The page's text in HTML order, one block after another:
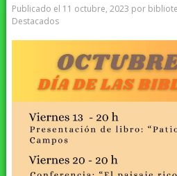
Publicado el 11 octubre, 2023 por
Destacados